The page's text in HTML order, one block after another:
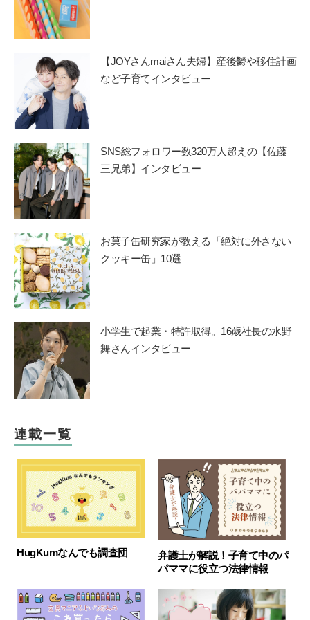
【JOYさんmaiさん夫婦】産後鬱や移住計画
など子育てインタビュー
SNS総フォロワー数320万人超えの【佐藤
三兄弟】インタビュー
お菓子缶研究家が教える「絶対に外さない
クッキー缶」10選
小学生で起業・特許取得。16歳社長の水野
舞さんインタビュー
連載一覧
HugKumなんでも調査団
弁護士が解説！子育て中のパ
パママに役立つ法律情報